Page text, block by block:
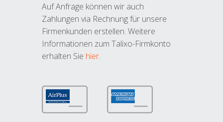
Auf Anfrage können wir auch
Zahlungen via Rechnung für unsere
Firmenkunden erstellen. Weitere
Informationen zum Talixo-Firmkonto
erhalten Sie hier.